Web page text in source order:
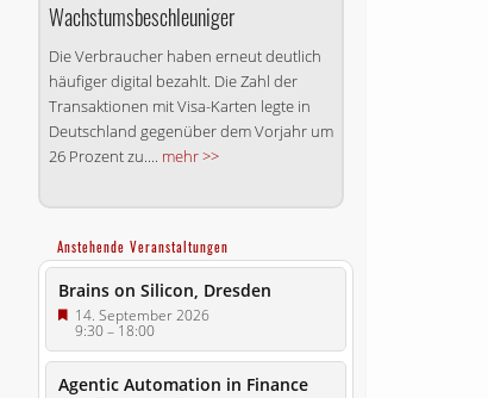
Wachstumsbeschleuniger
Die Verbraucher haben erneut deutlich
häufiger digital bezahlt. Die Zahl der
Transaktionen mit Visa-Karten legte in
Deutschland gegenüber dem Vorjahr um
26 Prozent zu.... mehr >>
Anstehende Veranstaltungen
Brains on Silicon, Dresden
14. September 2026
9:30–18:00
Agentic Automation in Finance